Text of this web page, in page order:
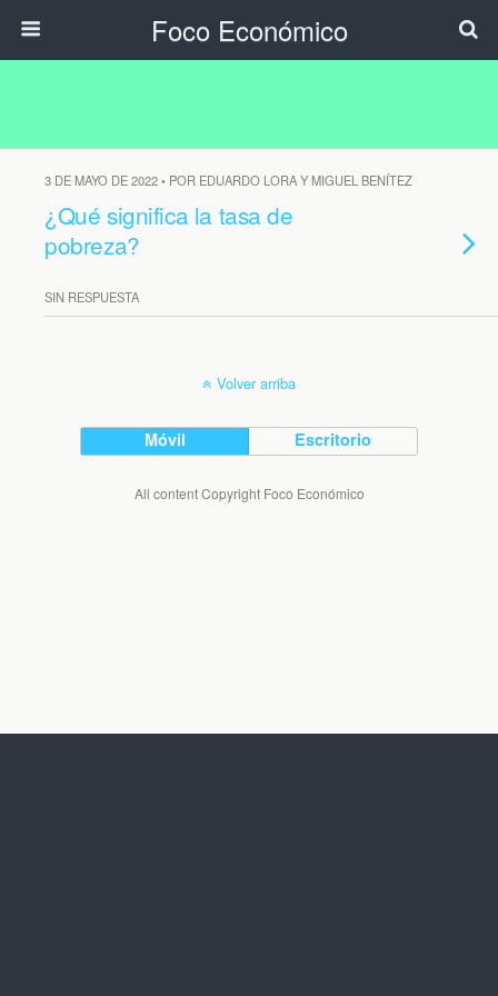
Foco Económico
3 DE MAYO DE 2022 • POR EDUARDO LORA Y MIGUEL BENÍTEZ
¿Qué significa la tasa de
pobreza?
SIN RESPUESTA
Volver arriba
Móvil Escritorio
All content Copyright Foco Económico